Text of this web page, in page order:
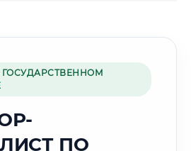
🏘️
Г. ВОРОНЕЖПО